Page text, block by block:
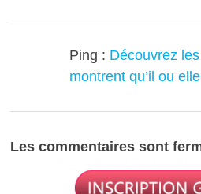
Ping : Découvrez
montrent qu’il ou
Les commentaires sont